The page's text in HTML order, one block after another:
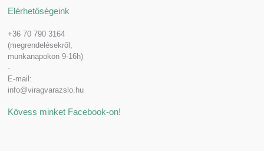
Elérhetőségeink
+36 70 790 3164
(megrendelésekről,
munkanapokon 9-16h)
-
E-mail:
info@viragvarazslo.hu
Kövess minket Facebook-on!